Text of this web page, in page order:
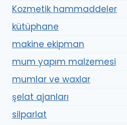
Kozmetik hammaddeler
kütüphane
makine ekipman
mum yapım malzemesi
mumlar ve waxlar
şelat ajanları
silparlat